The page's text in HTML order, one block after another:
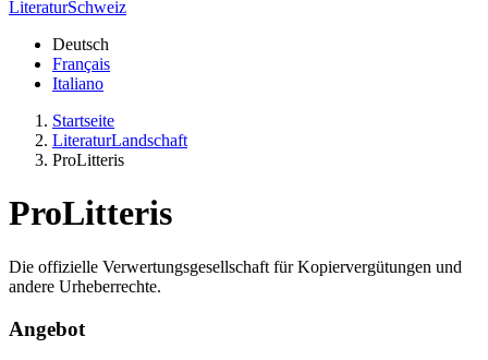
LiteraturSchweiz
Deutsch
Français
Italiano
Startseite
LiteraturLandschaft
ProLitteris
ProLitteris
Die offizielle Verwertungsgesellschaft für Kopiervergütungen und
andere Urheberrechte.
Angebot